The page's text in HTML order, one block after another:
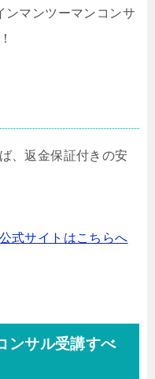
ンマンツーマンコンサ
、返金保証付きの安
式サイトはこちらへ
ンサル受講すべ